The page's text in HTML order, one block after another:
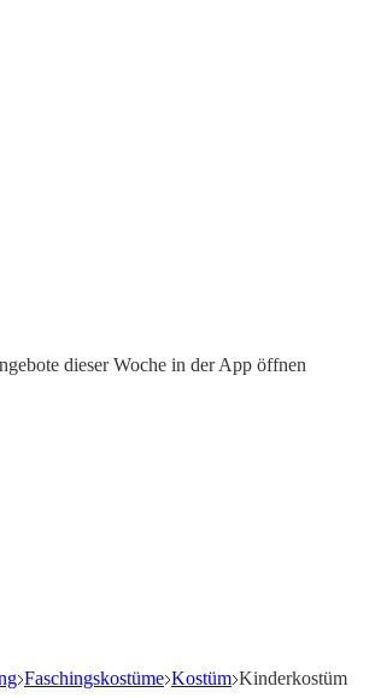
dieser Woche in der App öffnen
Faschingskostüme Kostüm Kinderkostüm